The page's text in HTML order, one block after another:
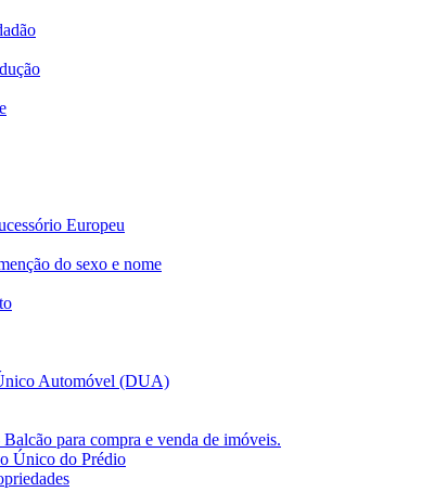
Europeu
do sexo e nome
Automóvel (DUA)
Balcão para compra e venda de imóveis.
Único do Prédio